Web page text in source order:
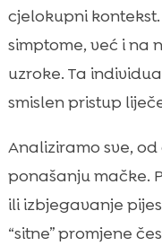
cjelokupni
simptome, već i na
uzroke. Ta
smislen pristup
Analiziramo sve,
ponašanju mačke.
ili izbjegavanje
“sitne” promjene